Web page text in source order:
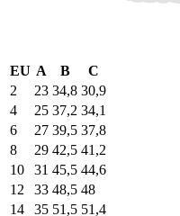
EU A B
C
2
23 34,8 30,9
4
25 37,2 34,1
6
27 39,5 37,8
8
29 42,5 41,2
10
31 45,5 44,6
12
33 48,5 48
14
35 51,5 51,4